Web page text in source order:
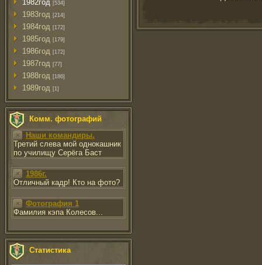
1982год [534]
1983год [214]
1984год [172]
1985год [179]
1986год [172]
1987год [77]
1988год [186]
1989год [1]
Комм. фотографий
Наши командиры.
Третий слева мой однокашник
по училищу Серёга Баст
1986г.
Отличный кадр! Кто на фото?
Фотография 1
Фамилия кэпа Колесов...
Статистика